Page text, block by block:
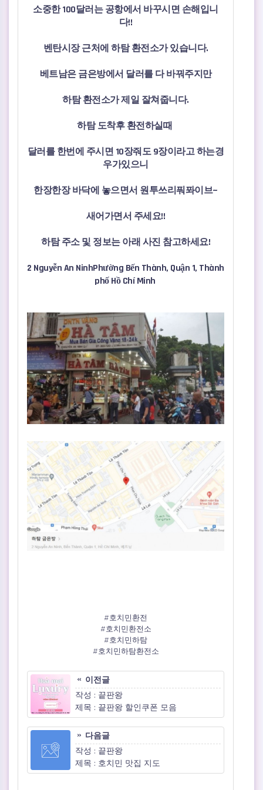
소중한 100달러는 공항에서 바꾸시면 손해입니
다!!
벤탄시장 근처에 하탐 환전소가 있습니다.
베트남은 금은방에서 달러를 다 바꿔주지만
하탐 환전소가 제일 잘쳐줍니다.
하탐 도착후 환전하실때
달러를 한번에 주시면 10장줘도 9장이라고 하는경
우가있으니
한장한장 바닥에 놓으면서 원투쓰리풔퐈이브~
새어가면서 주세요!!
하탐 주소 및 정보는 아래 사진 참고하세요!
2 Nguyễn An NinhPhường Bến Thành, Quận 1, Thành
phố Hồ Chí Minh
#호치민환전
#호치민환전소
#호치민하탐
#호치민하탐환전소
이전글
작성 : 끝판왕
제목 : 끝판왕 할인쿠폰 모음
다음글
작성 : 끝판왕
제목 : 호치민 맛집 지도